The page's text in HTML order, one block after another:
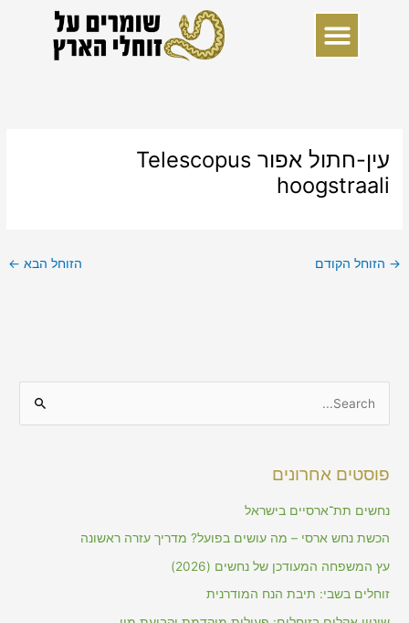
עין-חתול אפור Telescopus
hoogstraali
→ הזוחל הקודם הזוחל הבא ←
r
c
פוסטים אחרונים
נחשים תת־ארסיים בישראל
הכשת נחש ארסי – מה עושים בפועל? מדריך עזרה ראשונה
עץ המשפחה המעודכן של נחשים (2026)
זוחלים בשבי: תיבת הנח המודרנית